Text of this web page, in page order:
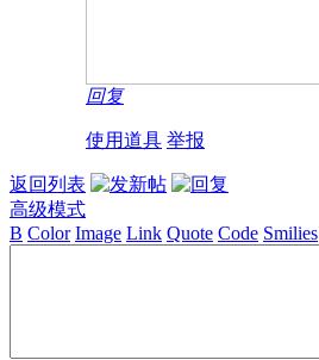
回复
使用道具 举报
返回列表
高级模式
B Color Image Link Quote Code Smilies